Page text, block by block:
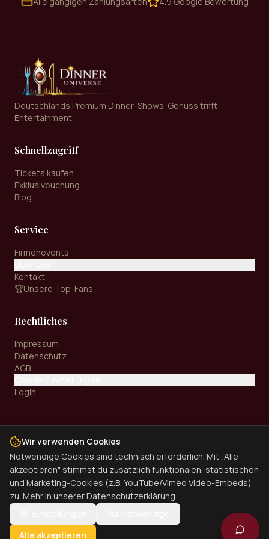
Wir verwenden Cookies
Notwendige Cookies sind technisch erforderlich. Mit „Alle
akzeptieren" stimmst du zusätzlich funktionalen, statistischen
und Marketing-Cookies (z.B. YouTube/Vimeo Video-Embeds)
zu. Mehr in unsererDatenschutzerklärung.
Alle akzeptieren
Deutschlands Premium Dinner-Shows. Genuss trifft
Entertainment.
Schnellzugriff
Tickets kaufen
Exklusivbuchung
Blog
Service
Firmenevents
Kontakt
🏆Unsere Top-Fans
Rechtliches
Impressum
Datenschutz
AGB
Login
Zahlungsarten:
Kreditkarte PayPal SEPA Überweisung
Dinner Universe. Alle Rechte vorbehalten.